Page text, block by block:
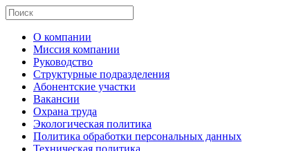
О компании
Миссия компании
Руководство
Структурные подразделения
Абонентские участки
Вакансии
Охрана труда
Экологическая политика
Политика обработки персональных данных
Техническая политика